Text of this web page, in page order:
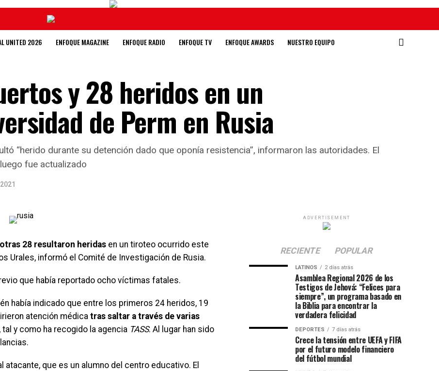
UNITED 2026 ENFOQUE MAGAZINE ENFOQUE RADIO ENFOQUE TV ENFOQUE AWARDS NUESTRO EQUIPO
y 28 heridos en un
de Perm en Rusia
“herido durante su detención dado que oponía resistencia”, informaron las autoridades. El
fue actualizado
28 resultaron heridas en un tiroteo ocurrido este
Urales, informó el Comité de Investigación de Rusia.
que había reportado ocho víctimas fatales.
había indicado que entre los primeros 24 heridos, 19
atención médica tras saltar a través de varias
, tal y como ha recogido la agencia TASS. Al lugar han sido
que es un alumno del centro educativo. El
ADVERTISEMENT
RECIENTE POPULAR
LATINOS 2 días atrás
Asamblea Regional 2026 de los
Testigos de Jehová: “Felices para
siempre”, un programa basado en
la Biblia para encontrar la
verdadera felicidad
DEPORTES 7 días atrás
Crece la tensión entre UEFA y FIFA
por el futuro modelo financiero
del fútbol mundial